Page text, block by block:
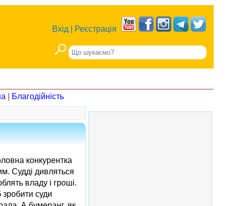
Вхід Реєстрація
Благодійність
конкурентка
Судді дивляться
владу і гроші.
суди